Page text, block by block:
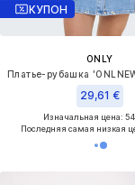
КУПОН
ONLY
29,61 €
Изначальная цена:
Последняя самая низкая